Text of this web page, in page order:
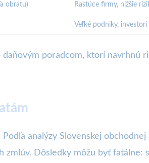
obratu) Rastúce firmy, nižšie
Veľké podniky, investori
poradcom, ktorí navrhnú
analýzy Slovenskej
Dôsledky môžu byť fatálne: